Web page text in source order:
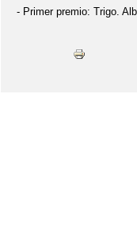
- Primer premio: Trigo.